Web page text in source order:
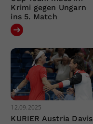
Krimi gegen Ungarn
ins 5. Match
12.09.2025
KURIER Austria Davis